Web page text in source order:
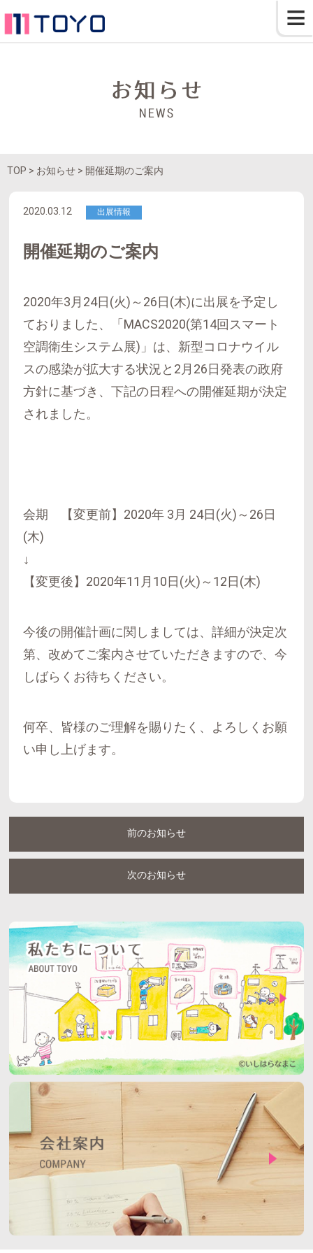
≡
TOP > お知らせ > 開催延期のご案内
2020.03.12 出展情報
開催延期のご案内
2020年3月24日(火)～26日(木)に出展を予定し
ておりました、「MACS2020(第14回スマート
空調衛生システム展)」は、新型コロナウイル
スの感染が拡大する状況と2月26日発表の政府
方針に基づき、下記の日程への開催延期が決定
されました。
会期 【変更前】2020年 3月 24日(火)～26日
(木)
↓
【変更後】2020年11月10日(火)～12日(木)
今後の開催計画に関しましては、詳細が決定次
第、改めてご案内させていただきますので、今
しばらくお待ちください。
何卒、皆様のご理解を賜りたく、よろしくお願
い申し上げます。
前のお知らせ
次のお知らせ